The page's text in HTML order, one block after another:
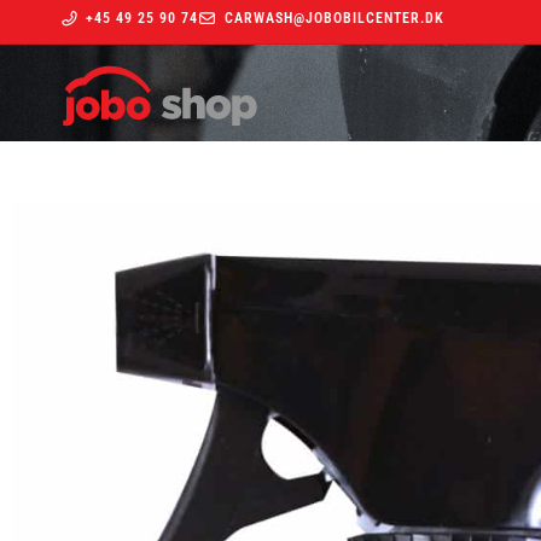
+45 49 25 90 74 CARWASH@JOBOBILCENTER.DK
Indkøbskurv